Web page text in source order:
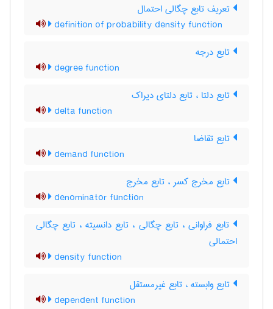
تعریف تابع چگالی احتمال
definition of probability density function
تابع درجه
degree function
تابع دلتا ، تابع دلتای دیراک
delta function
تابع تقاضا
demand function
تابع مخرج کسر ، تابع مخرج
denominator function
تابع فراوانی ، تابع چگالی ، تابع دانسیته ، تابع چگالی
احتمالی
density function
تابع وابسته ، تابع غیرمستقل
dependent function